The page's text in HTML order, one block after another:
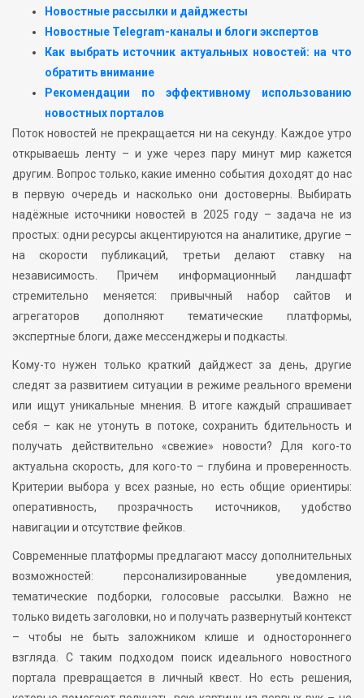
Новостные рассылки и дайджесты
Новостные Telegram-каналы и блоги экспертов
Как выбрать источник актуальных новостей: на что
обратить внимание
Рекомендации по эффективному использованию
новостных порталов
Поток новостей не прекращается ни на секунду. Каждое утро
открываешь ленту – и уже через пару минут мир кажется
другим. Вопрос только, какие именно события доходят до нас
в первую очередь и насколько они достоверны. Выбирать
надёжные источники новостей в 2025 году – задача не из
простых: одни ресурсы акцентируются на аналитике, другие –
на скорости публикаций, третьи делают ставку на
независимость. Причём информационный ландшафт
стремительно меняется: привычный набор сайтов и
агрегаторов дополняют тематические платформы,
экспертные блоги, даже мессенджеры и подкасты.
Кому-то нужен только краткий дайджест за день, другие
следят за развитием ситуации в режиме реального времени
или ищут уникальные мнения. В итоге каждый спрашивает
себя – как не утонуть в потоке, сохранить бдительность и
получать действительно «свежие» новости? Для кого-то
актуальна скорость, для кого-то – глубина и проверенность.
Критерии выбора у всех разные, но есть общие ориентиры:
оперативность, прозрачность источников, удобство
навигации и отсутствие фейков.
Современные платформы предлагают массу дополнительных
возможностей: персонализированные уведомления,
тематические подборки, голосовые рассылки. Важно не
только видеть заголовки, но и получать развернутый контекст
– чтобы не быть заложником клише и одностороннего
взгляда. С таким подходом поиск идеального новостного
портала превращается в личный квест. Но есть решения,